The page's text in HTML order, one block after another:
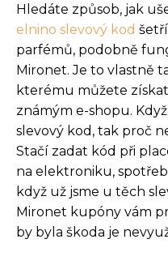
Hledáte způsob, jak
elnino slevový kod
parfémů, podobně
Mironet. Je to vlastně
kterému můžete
známým e-shopu.
slevový kod, tak proč
Stačí zadat kód při
na elektroniku,
když už jsme u těch
Mironet kupóny vám
by byla škoda je